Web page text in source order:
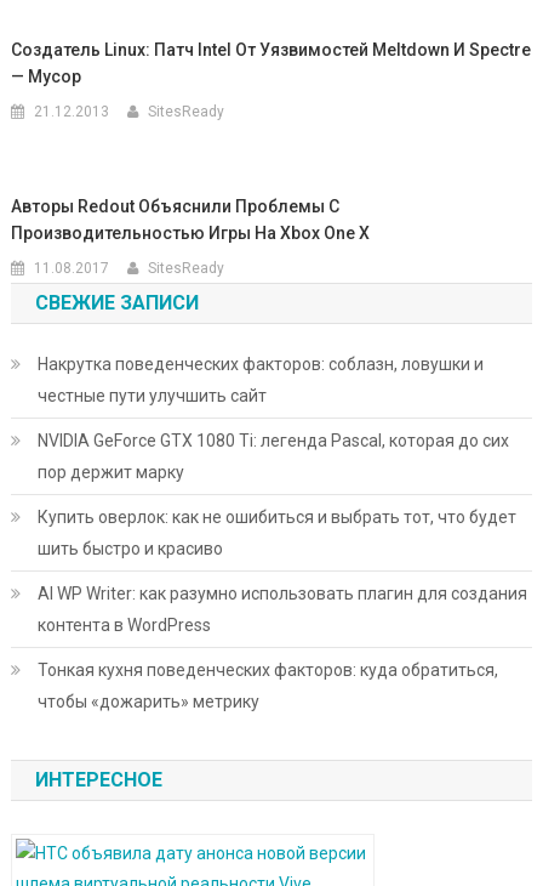
Создатель Linux: Патч Intel От Уязвимостей Meltdown И Spectre
— Мусор
21.12.2013 SitesReady
Авторы Redout Объяснили Проблемы С
Производительностью Игры На Xbox One X
11.08.2017 SitesReady
СВЕЖИЕ ЗАПИСИ
Накрутка поведенческих факторов: соблазн, ловушки и
честные пути улучшить сайт
NVIDIA GeForce GTX 1080 Ti: легенда Pascal, которая до сих
пор держит марку
Купить оверлок: как не ошибиться и выбрать тот, что будет
шить быстро и красиво
AI WP Writer: как разумно использовать плагин для создания
контента в WordPress
Тонкая кухня поведенческих факторов: куда обратиться,
чтобы «дожарить» метрику
ИНТЕРЕСНОЕ